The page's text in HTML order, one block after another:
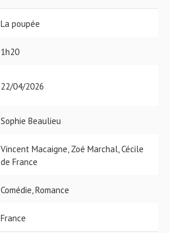
La poupée
1h20
22/04/2026
Sophie Beaulieu
Vincent Macaigne, Zoé Marchal, Cécile
de France
Comédie, Romance
France